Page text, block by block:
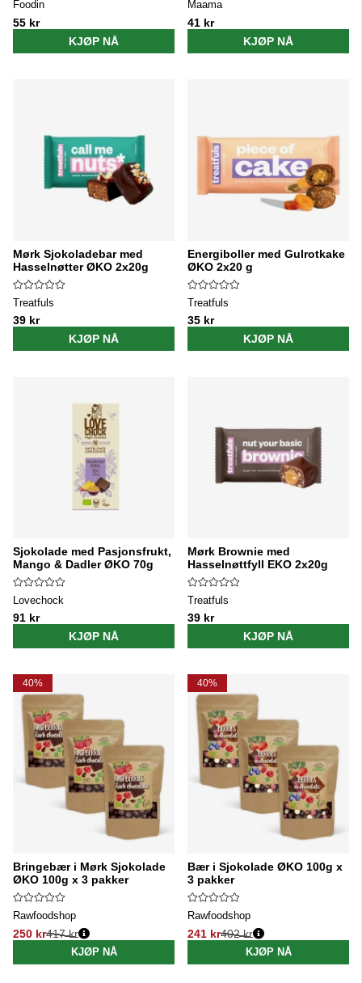
Foodin
55 kr
KJØP NÅ
Maama
41 kr
KJØP NÅ
Mørk Sjokoladebar med
Hasselnøtter ØKO 2x20g
Treatfuls
39 kr
KJØP NÅ
Energiboller med Gulrotkake
ØKO 2x20 g
Treatfuls
35 kr
KJØP NÅ
Sjokolade med Pasjonsfrukt,
Mango & Dadler ØKO 70g
Lovechock
91 kr
KJØP NÅ
Mørk Brownie med
Hasselnøttfyll EKO 2x20g
Treatfuls
39 kr
KJØP NÅ
40%
Bringebær i Mørk Sjokolade
ØKO 100g x 3 pakker
Rawfoodshop
250 kr
Vanlig pris:
417 kr
KJØP NÅ
40%
Bær i Sjokolade ØKO 100g x
3 pakker
Rawfoodshop
241 kr
Vanlig pris:
402 kr
KJØP NÅ